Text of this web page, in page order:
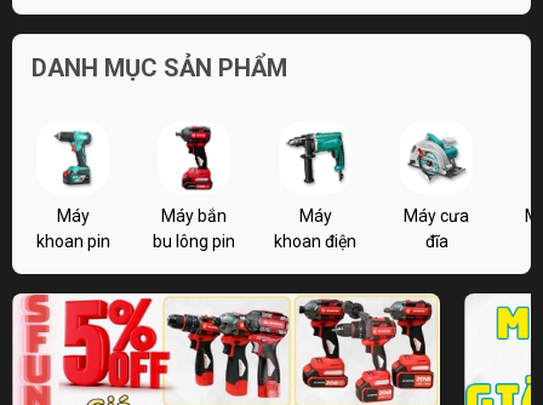
DANH MỤC SẢN PHẨM
Máy
khoan pin
Máy bắn
bu lông pin
Máy
khoan điện
Máy cưa
đĩa